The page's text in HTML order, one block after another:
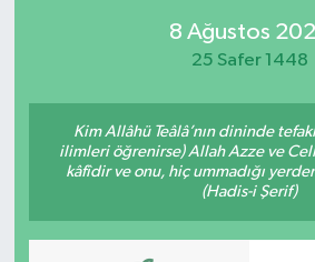
8 Ağustos
25 Safer 1448
Kim Allâhü Teâlâ’nın dininde
ilimleri öğrenirse) Allah Azze ve
kâfîdir ve onu, hiç ummadığı
(Hadis-i Şerif)